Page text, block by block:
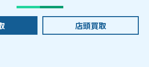
店頭買取